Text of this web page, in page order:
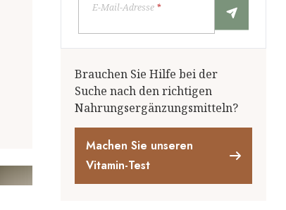
E-Mail-Adresse*
Brauchen Sie Hilfe bei der
Suche nach den richtigen
Nahrungsergänzungsmitteln?
Machen Sie unseren
Vitamin-Test